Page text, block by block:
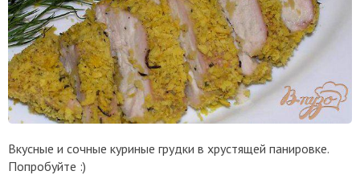
Вкусные и сочные куриные грудки в хрустящей панировке.
Попробуйте :)